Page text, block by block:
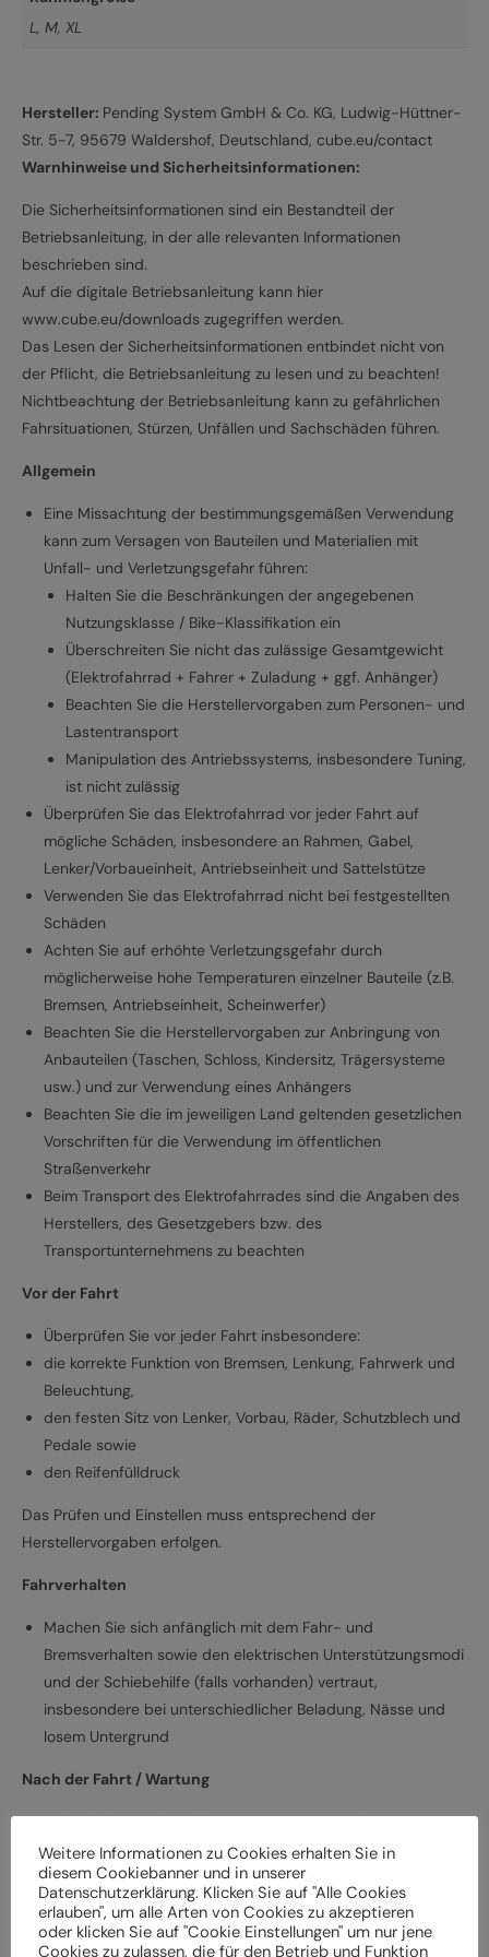
L, M, XL
Hersteller: Pending System GmbH & Co. KG, Ludwig-Hüttner-
Str. 5-7, 95679 Waldershof, Deutschland, cube.eu/contact
Warnhinweise und Sicherheitsinformationen:
Die Sicherheitsinformationen sind ein Bestandteil der
Betriebsanleitung, in der alle relevanten Informationen
beschrieben sind.
Auf die digitale Betriebsanleitung kann hier
www.cube.eu/downloads zugegriffen werden.
Das Lesen der Sicherheitsinformationen entbindet nicht von
der Pflicht, die Betriebsanleitung zu lesen und zu beachten!
Nichtbeachtung der Betriebsanleitung kann zu gefährlichen
Fahrsituationen, Stürzen, Unfällen und Sachschäden führen.
Allgemein
Eine Missachtung der bestimmungsgemäßen Verwendung
kann zum Versagen von Bauteilen und Materialien mit
Unfall- und Verletzungsgefahr führen:
Halten Sie die Beschränkungen der angegebenen
Nutzungsklasse / Bike-Klassifikation ein
Überschreiten Sie nicht das zulässige Gesamtgewicht
(Elektrofahrrad + Fahrer + Zuladung + ggf. Anhänger)
Beachten Sie die Herstellervorgaben zum Personen- und
Lastentransport
Manipulation des Antriebssystems, insbesondere Tuning,
ist nicht zulässig
Überprüfen Sie das Elektrofahrrad vor jeder Fahrt auf
mögliche Schäden, insbesondere an Rahmen, Gabel,
Lenker/Vorbaueinheit, Antriebseinheit und Sattelstütze
Verwenden Sie das Elektrofahrrad nicht bei festgestellten
Schäden
Achten Sie auf erhöhte Verletzungsgefahr durch
möglicherweise hohe Temperaturen einzelner Bauteile (z.B.
Bremsen, Antriebseinheit, Scheinwerfer)
Beachten Sie die Herstellervorgaben zur Anbringung von
Anbauteilen (Taschen, Schloss, Kindersitz, Trägersysteme
usw.) und zur Verwendung eines Anhängers
Beachten Sie die im jeweiligen Land geltenden gesetzlichen
Vorschriften für die Verwendung im öffentlichen
Straßenverkehr
Beim Transport des Elektrofahrrades sind die Angaben des
Herstellers, des Gesetzgebers bzw. des
Transportunternehmens zu beachten
Vor der Fahrt
Überprüfen Sie vor jeder Fahrt insbesondere:
die korrekte Funktion von Bremsen, Lenkung, Fahrwerk und
Beleuchtung,
den festen Sitz von Lenker, Vorbau, Räder, Schutzblech und
Pedale sowie
den Reifenfülldruck
Das Prüfen und Einstellen muss entsprechend der
Herstellervorgaben erfolgen.
Fahrverhalten
Machen Sie sich anfänglich mit dem Fahr- und
Bremsverhalten sowie den elektrischen Unterstützungsmodi
und der Schiebehilfe (falls vorhanden) vertraut,
insbesondere bei unterschiedlicher Beladung, Nässe und
losem Untergrund
Nach der Fahrt / Wartung
Bei Schäden und Funktionsstörungen muss das
Elektrofahrrad vor der weiteren Verwendung durch einen
Fachbetrieb überprüft werden
Lassen Sie das Elektrofahrrad entsprechend den
Herstellervorgaben regelmäßig von einem Fachbetrieb
Weitere Informationen zu Cookies erhalten Sie in
diesem Cookiebanner und in unserer
Datenschutzerklärung. Klicken Sie auf "Alle Cookies
erlauben", um alle Arten von Cookies zu akzeptieren
oder klicken Sie auf "Cookie Einstellungen" um nur jene
Cookies zu zulassen, die für den Betrieb und Funktion